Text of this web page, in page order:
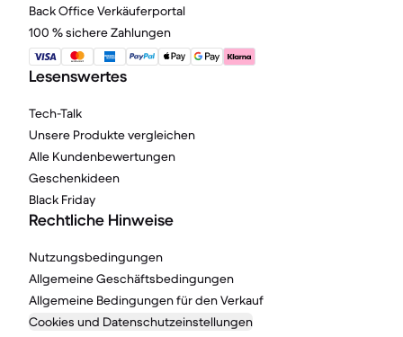
Back Office Verkäuferportal
100 % sichere Zahlungen
Lesenswertes
Tech-Talk
Unsere Produkte vergleichen
Alle Kundenbewertungen
Geschenkideen
Black Friday
Rechtliche Hinweise
Nutzungsbedingungen
Allgemeine Geschäftsbedingungen
Allgemeine Bedingungen für den Verkauf
Cookies und Datenschutzeinstellungen